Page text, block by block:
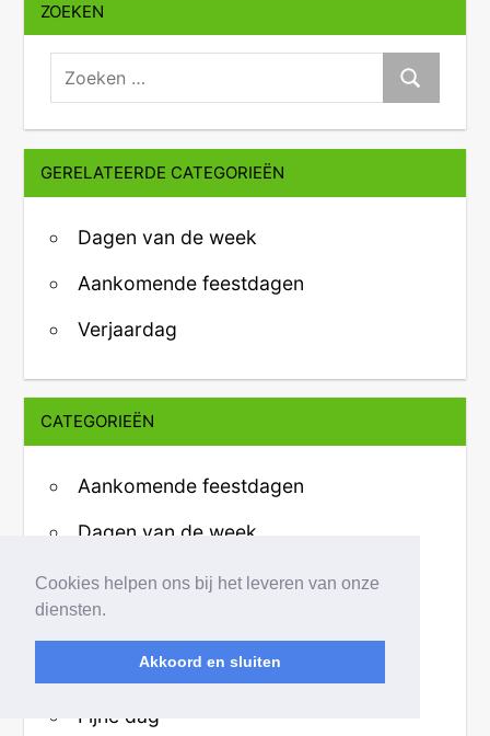
Cookies helpen ons bij het leveren van onze
diensten.
Akkoord en sluiten
ZOEKEN
zoeken:
Zoeken
GERELATEERDE CATEGORIEËN
Dagen van de week
Aankomende feestdagen
Verjaardag
CATEGORIEËN
Aankomende feestdagen
Dagen van de week
Bedankjes
Beterschap
Fijne avond
Fijne dag